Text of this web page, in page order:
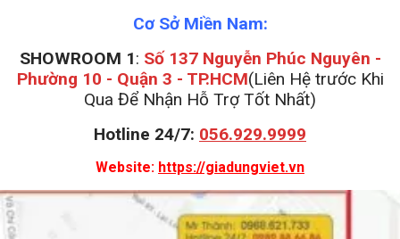
Cơ Sở Miền Nam:
SHOWROOM 1: Số 137 Nguyễn Phúc Nguyên -
Phường 10 - Quận 3 - TP.HCM(Liên Hệ trước Khi
Qua Để Nhận Hỗ Trợ Tốt Nhất)
Hotline 24/7: 056.929.9999
Website: https://giadungviet.vn